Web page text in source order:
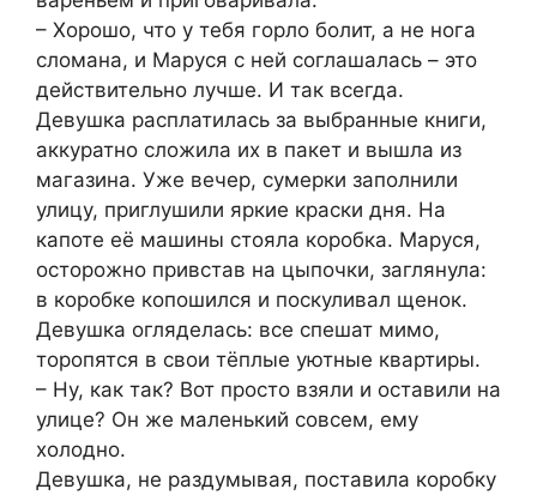
– Хорошо, что у тебя горло болит, а не нога
сломана, и Маруся с ней соглашалась – это
действительно лучше. И так всегда.
Девушка расплатилась за выбранные книги,
аккуратно сложила их в пакет и вышла из
магазина. Уже вечер, сумерки заполнили
улицу, приглушили яркие краски дня. На
капоте её машины стояла коробка. Маруся,
осторожно привстав на цыпочки, заглянула:
в коробке копошился и поскуливал щенок.
Девушка огляделась: все спешат мимо,
торопятся в свои тёплые уютные квартиры.
– Ну, как так? Вот просто взяли и оставили на
улице? Он же маленький совсем, ему
холодно.
Девушка, не раздумывая, поставила коробку